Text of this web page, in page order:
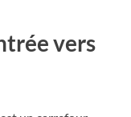
vers